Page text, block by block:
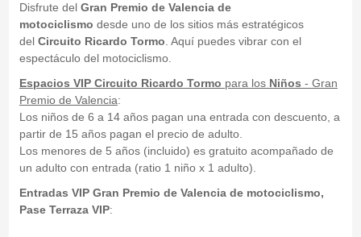
Disfrute del Gran Premio de Valencia de
motociclismo desde uno de los sitios más estratégicos
del Circuito Ricardo Tormo . Aquí puedes vibrar con el
espectáculo del motociclismo.
Espacios VIP Circuito Ricardo Tormo para los Niños - Gran
Premio de Valencia:
Los niños de 6 a 14 años pagan una entrada con descuento, a
partir de 15 años pagan el precio de adulto.
Los menores de 5 años (incluido) es gratuito acompañado de
un adulto con entrada (ratio 1 niño x 1 adulto).
Entradas VIP Gran Premio de Valencia de motociclismo,
Pase Terraza VIP: